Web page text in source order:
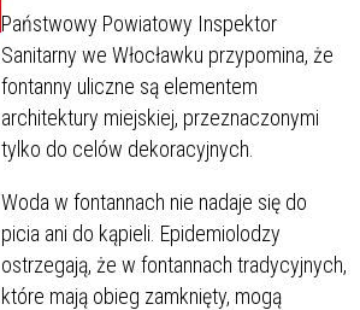
Państwowy Powiatowy Inspektor
Sanitarny we Włocławku przypomina, że
fontanny uliczne są elementem
architektury miejskiej, przeznaczonymi
tylko do celów dekoracyjnych.
Woda w fontannach nie nadaje się do
picia ani do kąpieli. Epidemiolodzy
ostrzegają, że w fontannach tradycyjnych,
które mają obieg zamknięty, mogą